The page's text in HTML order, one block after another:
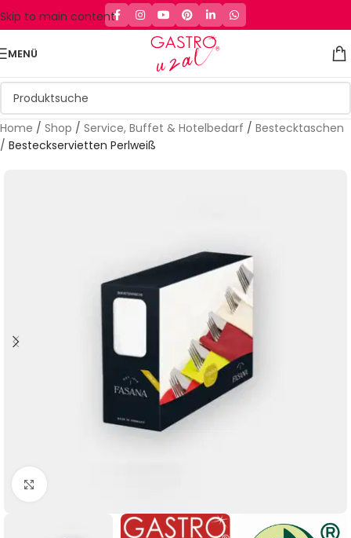
Skip to main content
MENÜ
Home / Shop / Service, Buffet & Hotelbedarf / Bestecktaschen
/ Besteckservietten Perlweiß